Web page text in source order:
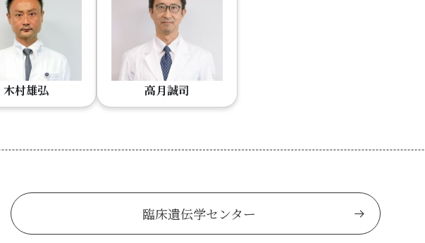
木村雄弘 高月誠司
臨床遺伝学センター